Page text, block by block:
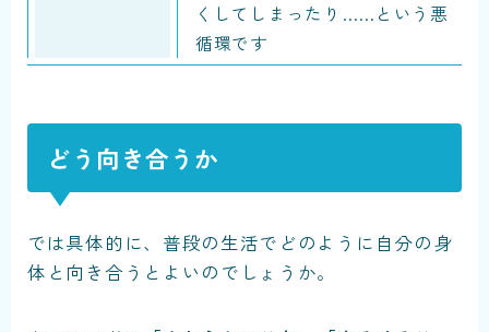
くしてしまったり……という悪
循環です
どう向き合うか
では具体的に、普段の生活でどのように自分の身
体と向き合うとよいのでしょうか。